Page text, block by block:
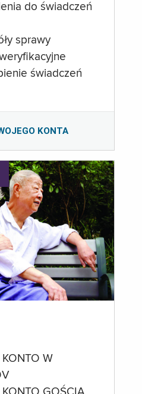
do świadczeń
sprawy
świadczeń
KONTA
W